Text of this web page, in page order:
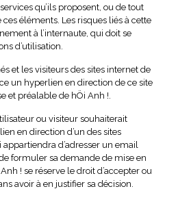
qu’ils proposent, ou de tout
éléments. Les risques liés à cette
à l’internaute, qui doit se
d’utilisation.
et les visiteurs des sites internet de
un hyperlien en direction de ce site
et préalable de hÖi Anh !.
ou visiteur souhaiterait
en direction d’un des sites
d’adresser un email
formuler sa demande de mise en
! se réserve le droit d’accepter ou
avoir à en justifier sa décision.